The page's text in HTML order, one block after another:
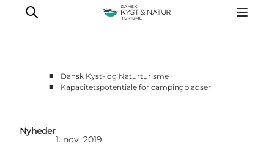
Vidensbank
■
Dansk Kyst- og Naturturisme
■
Kapacitetspotentiale for campingpladser
Nyheder
1. nov. 2019